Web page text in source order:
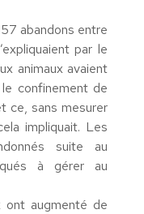
abandons entre
par le
animaux avaient
confinement de
ce, sans mesurer
impliquait. Les
suite au
à gérer au
ont augmenté de